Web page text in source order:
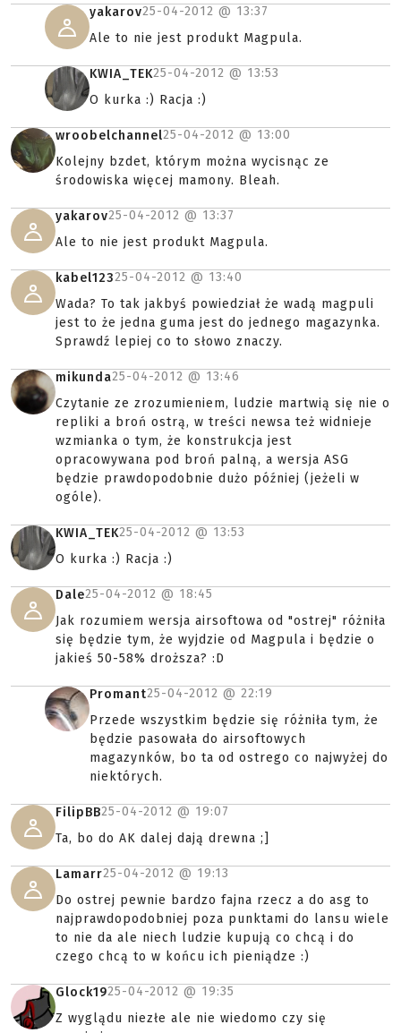
yakarov25-04-2012 @ 13:37
Ale to nie jest produkt Magpula.
KWIA_TEK25-04-2012 @ 13:53
O kurka :) Racja :)
wroobelchannel25-04-2012 @ 13:00
Kolejny bzdet, którym można wycisnąc ze
środowiska więcej mamony. Bleah.
yakarov25-04-2012 @ 13:37
Ale to nie jest produkt Magpula.
kabel12325-04-2012 @ 13:40
Wada? To tak jakbyś powiedział że wadą magpuli
jest to że jedna guma jest do jednego magazynka.
Sprawdź lepiej co to słowo znaczy.
mikunda25-04-2012 @ 13:46
Czytanie ze zrozumieniem, ludzie martwią się nie o
repliki a broń ostrą, w treści newsa też widnieje
wzmianka o tym, że konstrukcja jest
opracowywana pod broń palną, a wersja ASG
będzie prawdopodobnie dużo później (jeżeli w
ogóle).
KWIA_TEK25-04-2012 @ 13:53
O kurka :) Racja :)
Dale25-04-2012 @ 18:45
Jak rozumiem wersja airsoftowa od "ostrej" różniła
się będzie tym, że wyjdzie od Magpula i będzie o
jakieś 50-58% droższa? :D
Promant25-04-2012 @ 22:19
Przede wszystkim będzie się różniła tym, że
będzie pasowała do airsoftowych
magazynków, bo ta od ostrego co najwyżej do
niektórych.
FilipBB25-04-2012 @ 19:07
Ta, bo do AK dalej dają drewna ;]
Lamarr25-04-2012 @ 19:13
Do ostrej pewnie bardzo fajna rzecz a do asg to
najprawdopodobniej poza punktami do lansu wiele
to nie da ale niech ludzie kupują co chcą i do
czego chcą to w końcu ich pieniądze :)
Glock1925-04-2012 @ 19:35
Z wyglądu niezłe ale nie wiedomo czy się